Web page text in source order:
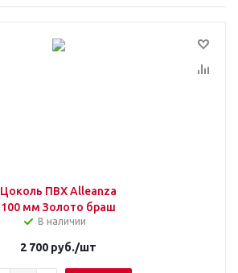
Цоколь ПВХ Alleanza
100 мм Золото браш
В наличии
2 700 руб./шт